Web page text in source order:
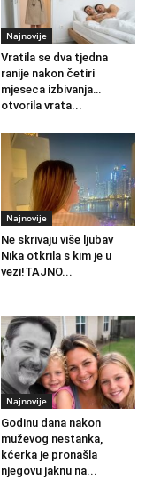
Najnovije
Vratila se dva tjedna
ranije nakon četiri
mjeseca izbivanja…
otvorila vrata...
Najnovije
Ne skrivaju više ljubav
Nika otkrila s kim je u
vezi!TAJNO...
Najnovije
Godinu dana nakon
muževog nestanka,
kćerka je pronašla
njegovu jaknu na...